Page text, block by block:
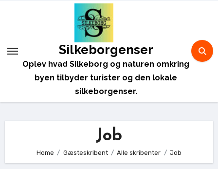
Silkeborgenser
Oplev hvad Silkeborg og naturen omkring
byen tilbyder turister og den lokale
silkeborgenser.
Job
Home Gæsteskribent Alle skribenter Job